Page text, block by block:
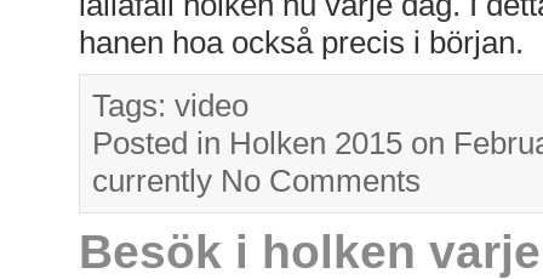
hanen hoa också precis i början.
Tags: video
Posted in Holken 2015 on
currently No Comments
Besök i holken